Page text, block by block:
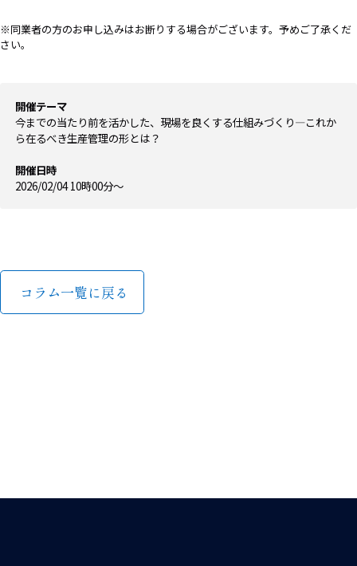
※同業者の方のお申し込みはお断りする場合がございます。予めご了承くだ
さい。
開催テーマ
今までの当たり前を活かした、現場を良くする仕組みづくり―これか
ら在るべき生産管理の形とは？
開催日時
2026/02/04 10時00分〜
コラム一覧に戻る